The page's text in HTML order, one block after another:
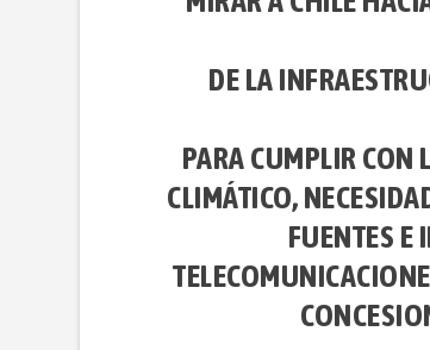
DE LA
PARA CUMPLIR CON
CLIMÁTICO,
FUENTES E